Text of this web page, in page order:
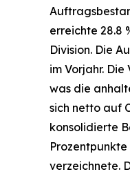
erreichte 28.8
Division. Die
im Vorjahr.
was die
sich netto auf
konsolidierte
verzeichnete.